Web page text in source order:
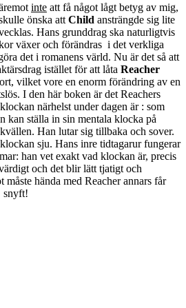
inte att få något lågt betyg av mig,
önska att Child ansträngde sig lite
Hans grunddrag ska naturligtvis
växer och förändras i det verkliga
det i romanens värld. Nu är det så att
istället för att låta Reacher
vilket vore en enorm förändring av en
I den här boken är det Reachers
närhelst under dagen är : som
kan ställa in sin mentala klocka på
Han lutar sig tillbaka och sover.
sju. Hans inre tidtagarur fungerar
han vet exakt vad klockan är, precis
och det blir lätt tjatigt och
måste hända med Reacher annars får
snyft!